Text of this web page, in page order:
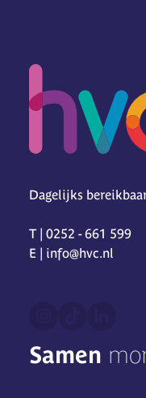
Dagelijks
T | 0252 - 661 599
E | info@hvc.nl
Samen